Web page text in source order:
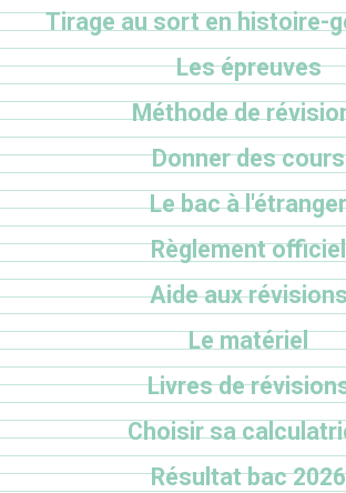
Tirage au sort en histoire-
Les épreuves
Méthode de
Donner des cours
Le bac à l'étranger
Règlement officiel
Aide aux
Le matériel
Livres de
Choisir sa
Résultat bac 2026